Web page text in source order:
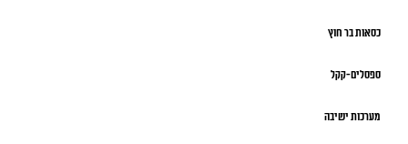
כסאות בר חוץ
ספסלים-קקל
מערכות ישיבה